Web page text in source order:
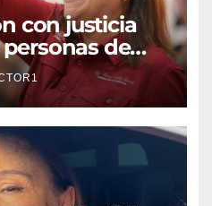
con justicia
de
reciben
Rocío